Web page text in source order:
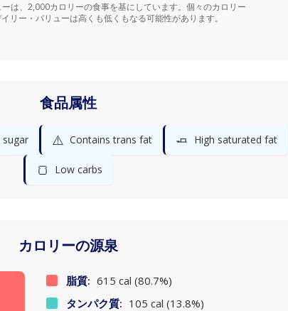
は、2,000カロリーの食事を基にしています。個々のカロリー
リー・バリューは高くも低くもなる可能性があります。
食品属性
sugar ⚠️ Contains trans fat 🧈 High saturated fat
🍞 Low carbs
カロリーの源泉
脂質: 615 cal (80.7%)
タンパク質: 105 cal (13.8%)